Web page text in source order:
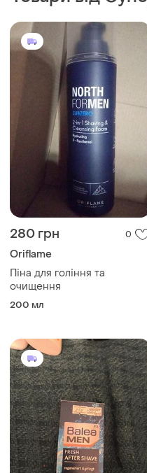
280 грн 0
Oriflame
Піна для гоління та
очищення
200 мл